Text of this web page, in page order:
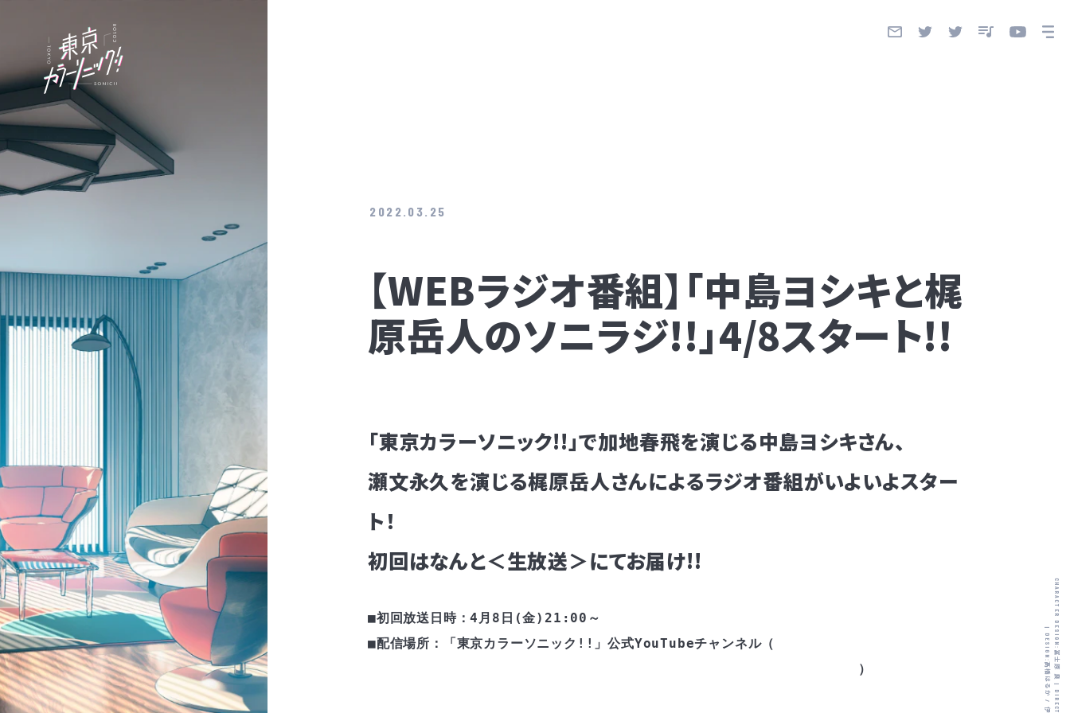
2022.03.25
【WEBラジオ番組】「中島ヨシキと梶
原岳人のソニラジ!!」4/8スタート!!
「東京カラーソニック!!」で加地春飛を演じる中島ヨシキさん、
瀬文永久を演じる梶原岳人さんによるラジオ番組がいよいよスター
ト！
初回はなんと＜生放送＞にてお届け!!
■初回放送日時：4月8日(金)21:00～
）
CHARACTER DESIGN:
冨士原 良
|
|
DESIGN:
髙橋はるか
/